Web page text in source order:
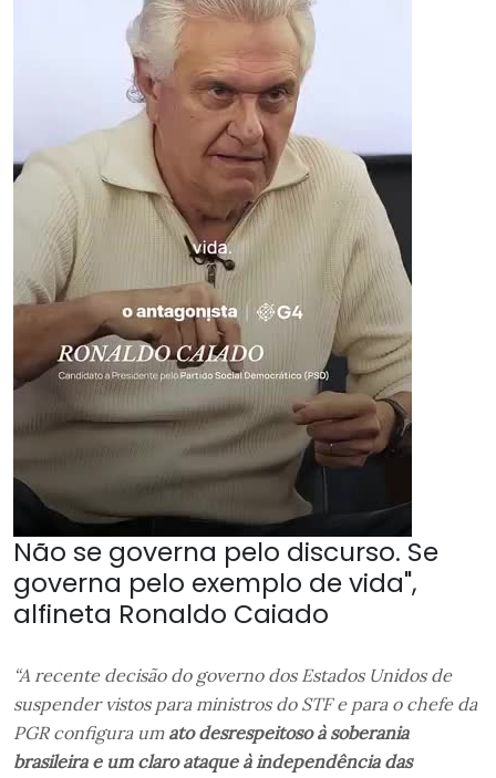
Não se governa pelo discurso. Se
governa pelo exemplo de vida",
alfineta Ronaldo Caiado
“A recente decisão do governo dos Estados Unidos de
suspender vistos para ministros do STF e para o chefe da
PGR configura um ato desrespeitoso à soberania
brasileira e um claro ataque à independência das